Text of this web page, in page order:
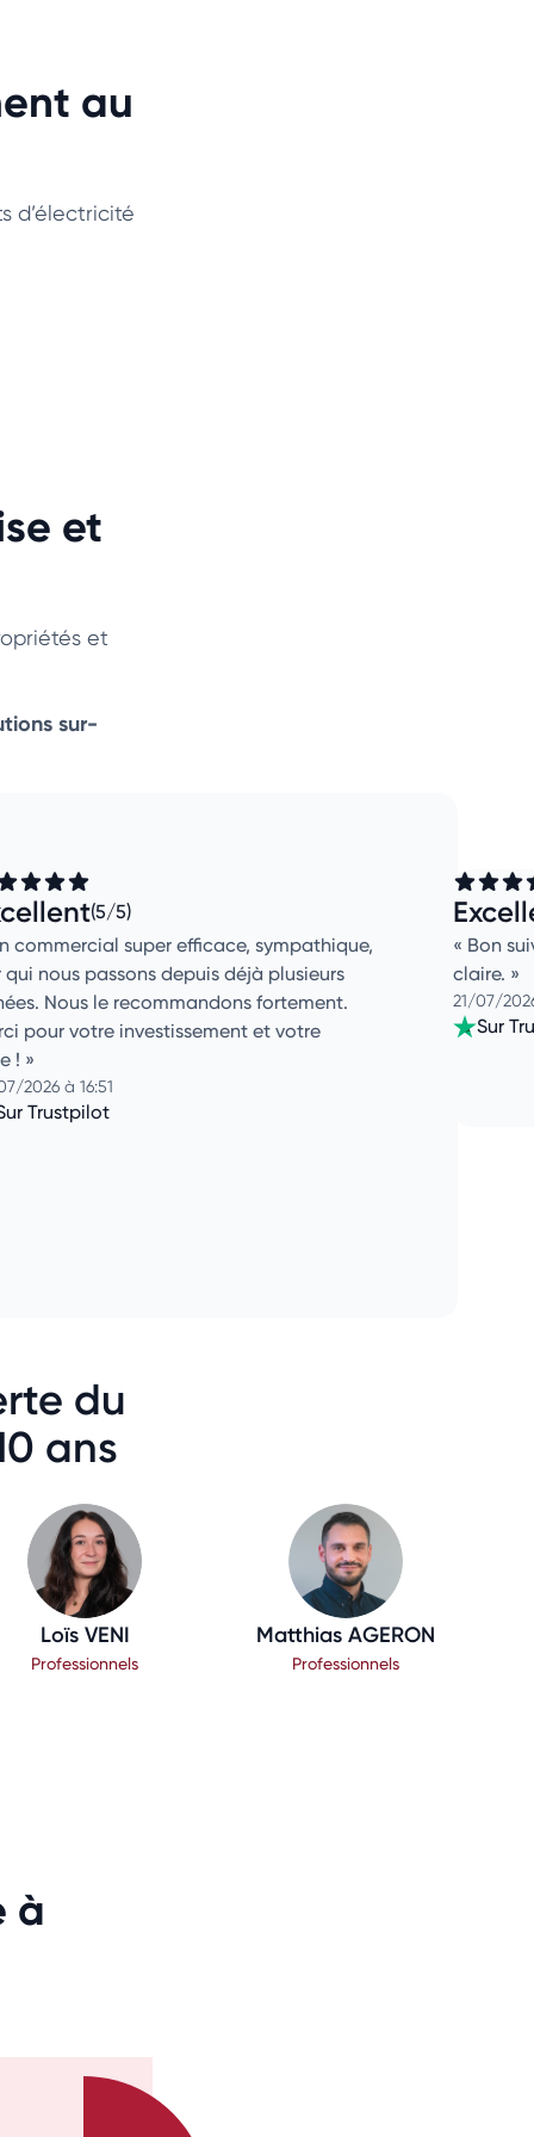
au
d’électricité
et
et
sur-
(5/5)
commercial super efficace, sympathique,
qui nous passons depuis déjà plusieurs
Nous le recommandons fortement.
pour votre investissement et votre
!
2026 à 16:51
Trustpilot
Bon
claire.
21/07/
Sur
du
ans
Loïs VENI
Professionnels
Matthias AGERON
Professionnels
à